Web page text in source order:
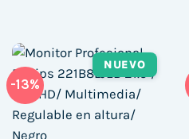
-13%
NUEVO